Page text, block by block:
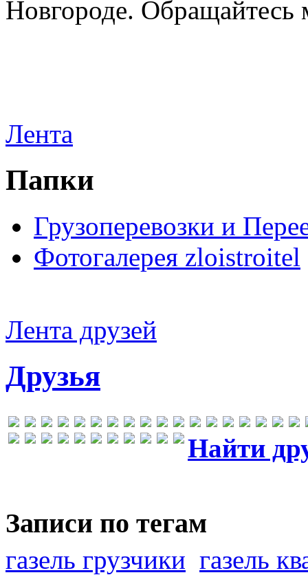
Новгороде.
Лента
Папки
Грузоперевозки и
Фотогалерея zloistroitel
Лента друзей
Друзья
Найти
Записи по тегам
газель грузчики газель